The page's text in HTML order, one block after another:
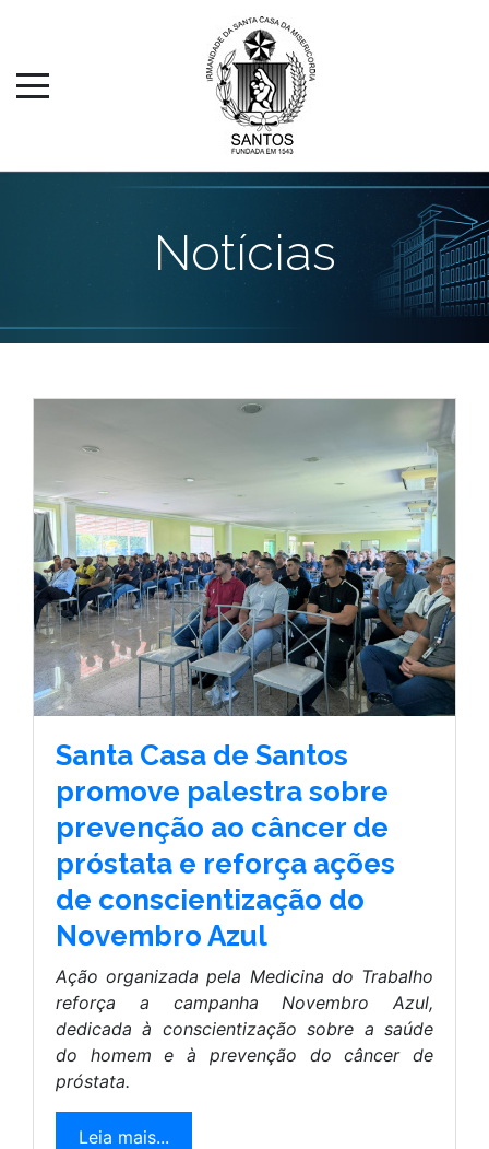
Notícias
Santa Casa de Santos
promove palestra sobre
prevenção ao câncer de
próstata e reforça ações
de conscientização do
Novembro Azul
Ação organizada pela Medicina do Trabalho
reforça a campanha Novembro Azul,
dedicada à conscientização sobre a saúde
do homem e à prevenção do câncer de
próstata.
Leia mais...